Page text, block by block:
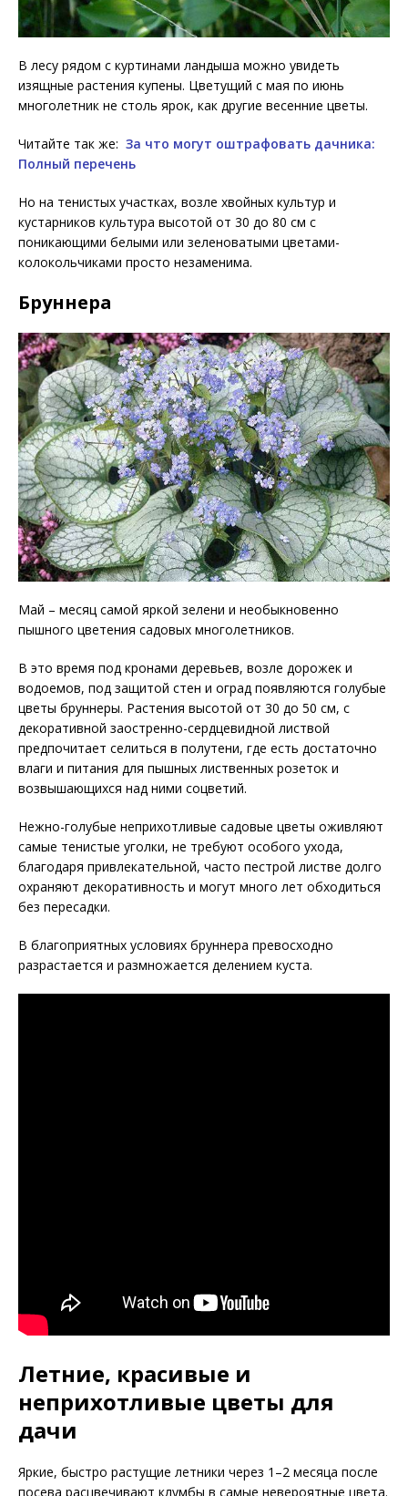
В лесу рядом с куртинами ландыша можно увидеть
изящные растения купены. Цветущий с мая по июнь
многолетник не столь ярок, как другие весенние цветы.
Читайте так же: За что могут оштрафовать дачника:
Полный перечень
Но на тенистых участках, возле хвойных культур и
кустарников культура высотой от 30 до 80 см с
поникающими белыми или зеленоватыми цветами-
колокольчиками просто незаменима.
Бруннера
Май – месяц самой яркой зелени и необыкновенно
пышного цветения садовых многолетников.
В это время под кронами деревьев, возле дорожек и
водоемов, под защитой стен и оград появляются голубые
цветы бруннеры. Растения высотой от 30 до 50 см, с
декоративной заостренно-сердцевидной листвой
предпочитает селиться в полутени, где есть достаточно
влаги и питания для пышных лиственных розеток и
возвышающихся над ними соцветий.
Нежно-голубые неприхотливые садовые цветы оживляют
самые тенистые уголки, не требуют особого ухода,
благодаря привлекательной, часто пестрой листве долго
охраняют декоративность и могут много лет обходиться
без пересадки.
В благоприятных условиях бруннера превосходно
разрастается и размножается делением куста.
Летние, красивые и
неприхотливые цветы для
дачи
Яркие, быстро растущие летники через 1–2 месяца после
посева расцвечивают клумбы в самые невероятные цвета.